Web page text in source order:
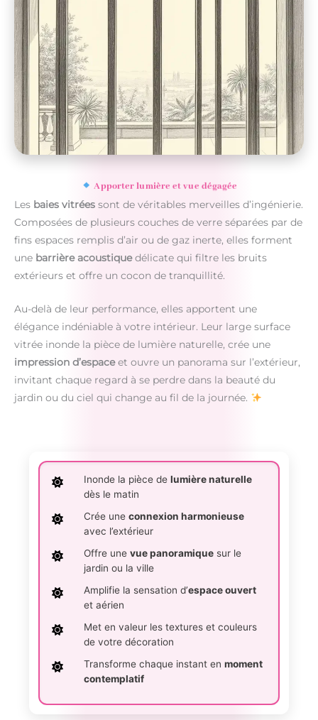
Apporter lumière et vue dégagée
Les baies vitrées sont de véritables merveilles d’ingénierie.
Composées de plusieurs couches de verre séparées par de
fins espaces remplis d’air ou de gaz inerte, elles forment
une barrière acoustiquedélicate qui filtre les bruits
extérieurs et offre un cocon de tranquillité.
Au-delà de leur performance, elles apportent une
élégance indéniable à votre intérieur. Leur large surface
vitrée inonde la pièce de lumière naturelle, crée une
impression d’espaceet ouvre un panorama sur l’extérieur,
invitant chaque regard à se perdre dans la beauté du
jardin ou du ciel qui change au fil de la journée.
Inonde la pièce de lumière naturelle
dès le matin
Crée une connexion harmonieuse
avec l’extérieur
Offre une vue panoramiquesur le
jardin ou la ville
Amplifie la sensation d’espace ouvert
et aérien
Met en valeur les textures et couleurs
de votre décoration
Transforme chaque instant en moment
contemplatif